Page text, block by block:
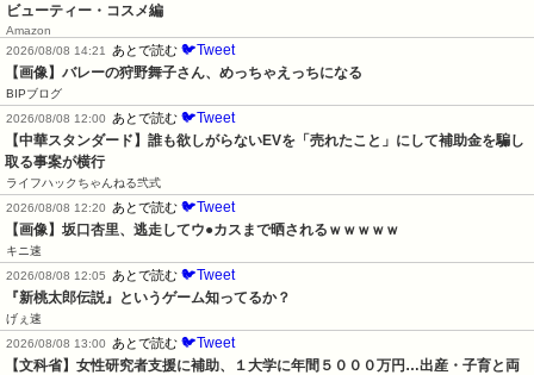
ビューティー・コスメ編
Amazon
2026/08/08 14:21
あとで読む 🐦Tweet
【画像】バレーの狩野舞子さん、めっちゃえっちになる
BIPブログ
2026/08/08 12:00
あとで読む 🐦Tweet
【中華スタンダード】誰も欲しがらないEVを「売れたこと」にして補助金を騙し
取る事案が横行
ライフハックちゃんねる弐式
2026/08/08 12:20
あとで読む 🐦Tweet
【画像】坂口杏里、逃走してウ●カスまで晒されるｗｗｗｗｗ
キニ速
2026/08/08 12:05
あとで読む 🐦Tweet
『新桃太郎伝説』というゲーム知ってるか？
げぇ速
2026/08/08 13:00
あとで読む 🐦Tweet
【文科省】女性研究者支援に補助、１大学に年間５０００万円…出産・子育と両